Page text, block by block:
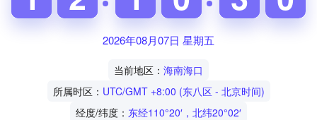
2026年08月07日 星期五
当前地区： 海南海口
所属时区： UTC/GMT +8:00 (东八区 - 北京时间)
经度/纬度： 东经110°20′，北纬20°02′